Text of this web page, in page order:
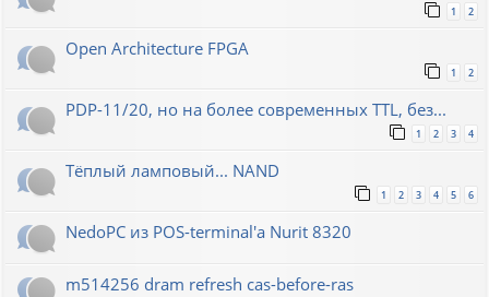
1 2
Open Architecture FPGA
1 2
PDP-11/20, но на более современных TTL, без...
1 2 3 4
Тёплый ламповый... NAND
1 2 3 4 5 6
NedoPC из POS-terminal'а Nurit 8320
m514256 dram refresh cas-before-ras